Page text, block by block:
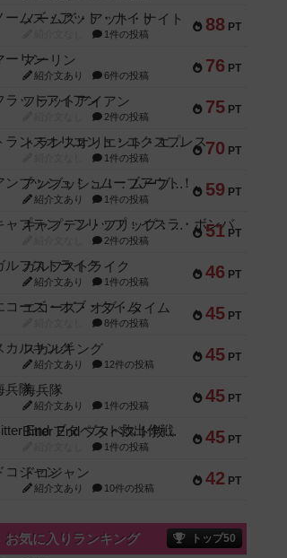
88 PT
ノームズ・アット・ナイト
1件の投稿
76 PT
マーリン
紹介文あり 6件の投稿
75 PT
フラットアイアン
2件の投稿
70 PT
トランスオリエント・エクスプレス
1件の投稿
59 PT
アンブッシュ！：ムーブアウト！
紹介文あり 1件の投稿
51 PT
キャプテン・フリップ：イスラ・ボンバ
2件の投稿
46 PT
ガルフストライク
紹介文あり 1件の投稿
45 PT
エコーズ・オブ・タイム
8件の投稿
45 PT
スカルキング
紹介文あり 12件の投稿
45 PT
海兵隊
紹介文あり 1件の投稿
45 PT
Bitter End ブタペスト救出作戦
1件の投稿
42 PT
ドコジャン
紹介文あり 10件の投稿
お気に入りランキング トップ50